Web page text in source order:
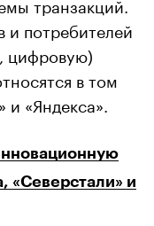
и потребителей
цифровую)
в том
«Яндекса».
«Северстали» и